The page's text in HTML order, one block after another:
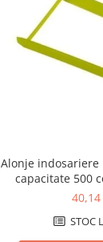
Alonje indosariere
capacitate 500
40,14
STOC